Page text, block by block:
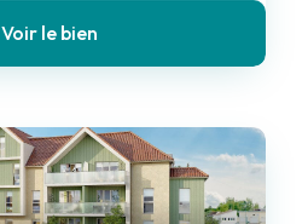
Voir le bien